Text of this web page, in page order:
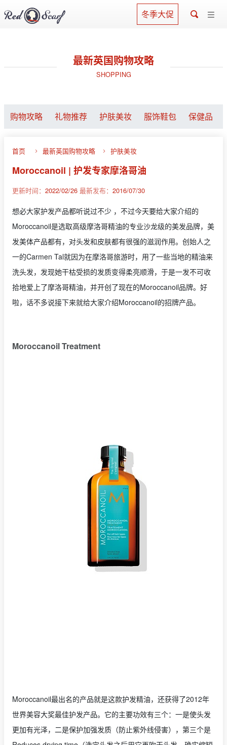
冬季大促
最新英国购物攻略
SHOPPING
购物攻略 礼物推荐 护肤美妆 服饰鞋包 保健品
首页 最新英国购物攻略 护肤美妆
Moroccanoil | 护发专家摩洛哥油
更新时间： 2022/02/26 最新发布： 2016/07/30
想必大家护发产品都听说过不少 ，不过今天要给大家介绍的
Moroccanoil是选取高级摩洛哥精油的专业沙龙级的美发品牌，美
发美体产品都有，对头发和皮肤都有很强的滋润作用。创始人之
一的Carmen Tal就因为在摩洛哥旅游时，用了一些当地的精油来
洗头发，发现她干枯受损的发质变得柔亮顺滑，于是一发不可收
拾地爱上了摩洛哥精油，并开创了现在的Moroccanoil品牌。好
啦，话不多说接下来就给大家介绍Moroccanoil的招牌产品。
Moroccanoil Treatment
Moroccanoil最出名的产品就是这款护发精油，还获得了2012年
世界美容大奖最佳护发产品。它的主要功效有三个：一是使头发
更加有光泽，二是保护加强发质（防止紫外线侵害），第三个是